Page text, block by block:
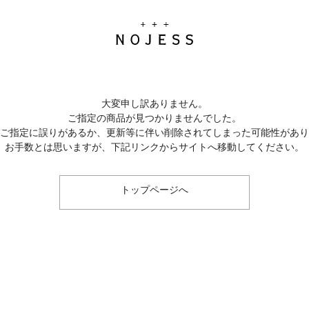
大変申し訳ありません。
ご指定の商品が見つかりませんでした。
指定に誤りがあるか、更新等に伴い削除されてしまった可能性があ
お手数とは思いますが、下記リンクからサイトへ移動してください。
トップページへ